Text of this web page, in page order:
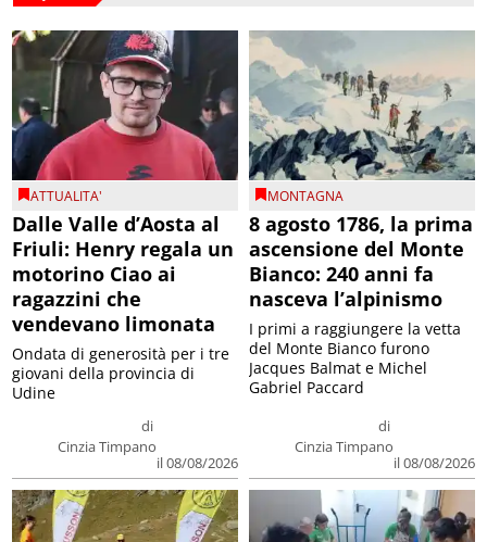
ATTUALITA'
Dalle Valle d’Aosta al
Friuli: Henry regala un
motorino Ciao ai
ragazzini che
vendevano limonata
di
Cinzia Timpano
il 08/08/2026
Ondata di generosità per i tre
giovani della provincia di
Udine
MONTAGNA
8 agosto 1786, la prima
ascensione del Monte
Bianco: 240 anni fa
nasceva l’alpinismo
di
Cinzia Timpano
il 08/08/2026
I primi a raggiungere la vetta
del Monte Bianco furono
Jacques Balmat e Michel
Gabriel Paccard